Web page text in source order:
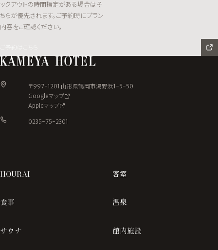
ックアウトの時間指定がある場合はそ
ちらが優先されます。ご予約時にプラン
内容をご確認ください。
〒997-1201 山形県鶴岡市湯野浜1-5-50
Googleマップ
Appleマップ
0235-75-2301
HOURAI 客室
食事 温泉
サウナ 館内施設